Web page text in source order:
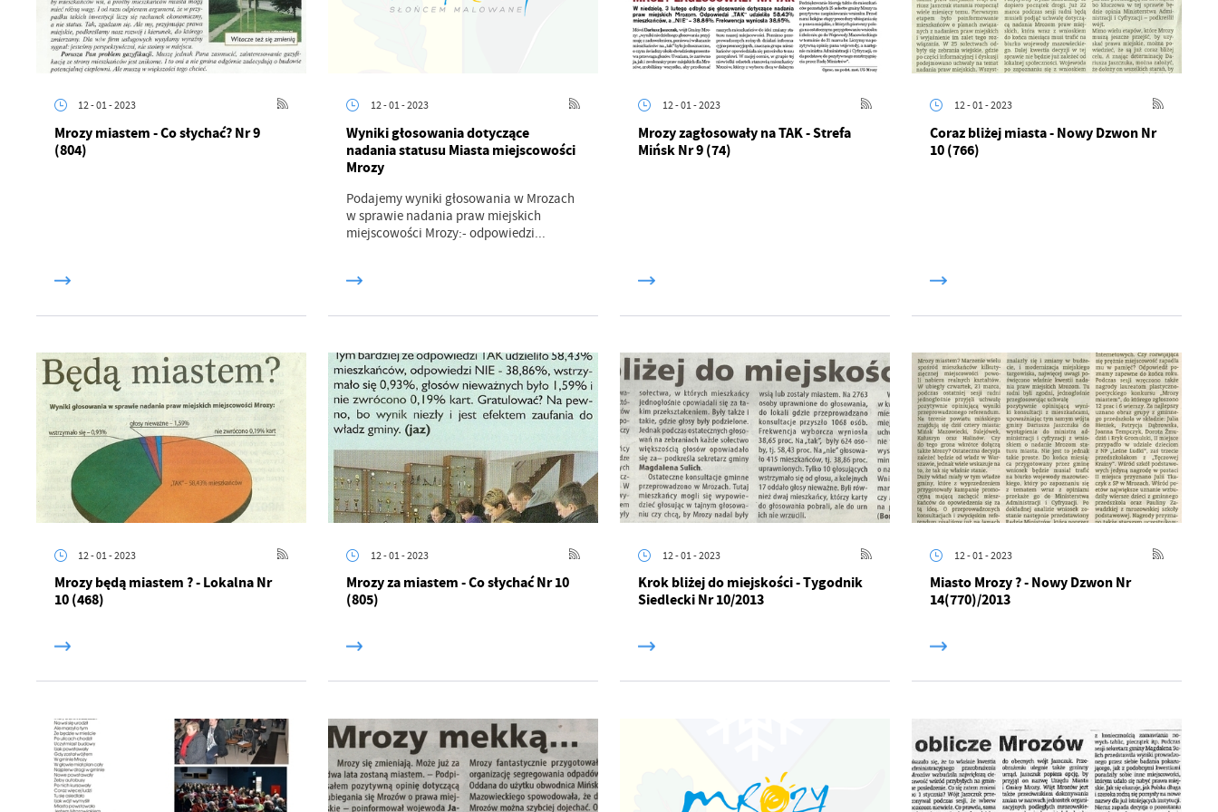
12 - 01 - 2023
Mrozy miastem - Co słychać? Nr 9
(804)
12 - 01 - 2023
Wyniki głosowania dotyczące
nadania statusu Miasta miejscowości
Mrozy
Podajemy wyniki głosowania w Mrozach
w sprawie nadania praw miejskich
miejscowości Mrozy:- odpowiedzi...
12 - 01 - 2023
Mrozy zagłosowały na TAK - Strefa
Mińsk Nr 9 (74)
12 - 01 - 2023
Coraz bliżej miasta - Nowy Dzwon Nr
10 (766)
12 - 01 - 2023
Mrozy będą miastem ? - Lokalna Nr
10 (468)
12 - 01 - 2023
Mrozy za miastem - Co słychać Nr 10
(805)
12 - 01 - 2023
Krok bliżej do miejskości - Tygodnik
Siedlecki Nr 10/2013
12 - 01 - 2023
Miasto Mrozy ? - Nowy Dzwon Nr
14(770)/2013
Ustawienia
Szanujemy Twoją prywatność. Możesz zmienić ustawienia cookies lub zaakceptować je
Niezbędne
Niezbędne pliki cookies służą do prawidłowego funkcjonowania strony internetowej i
umożliwiają Ci komfortowe korzystanie z oferowanych przez nas usług.
Pliki cookies odpowiadają na podejmowane przez Ciebie działania w celu m.in. dostosowania
Twoich ustawień preferencji prywatności, logowania czy wypełniania formularzy. Dzięki plikom
Więcej